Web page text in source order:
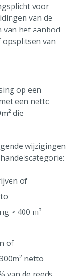
voor
van de
het aanbod
opsplitsen van
op een
een netto
die
wijzigingen
of
> 400 m²
of
netto
van de reeds